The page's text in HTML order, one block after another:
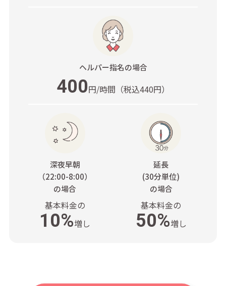
ヘルパー指名の場合
400円/時間 （税込440円）
深夜早朝
（22:00-8:00）
の場合
基本料金の
10%増し
延長
(30分単位)
の場合
基本料金の
50%増し